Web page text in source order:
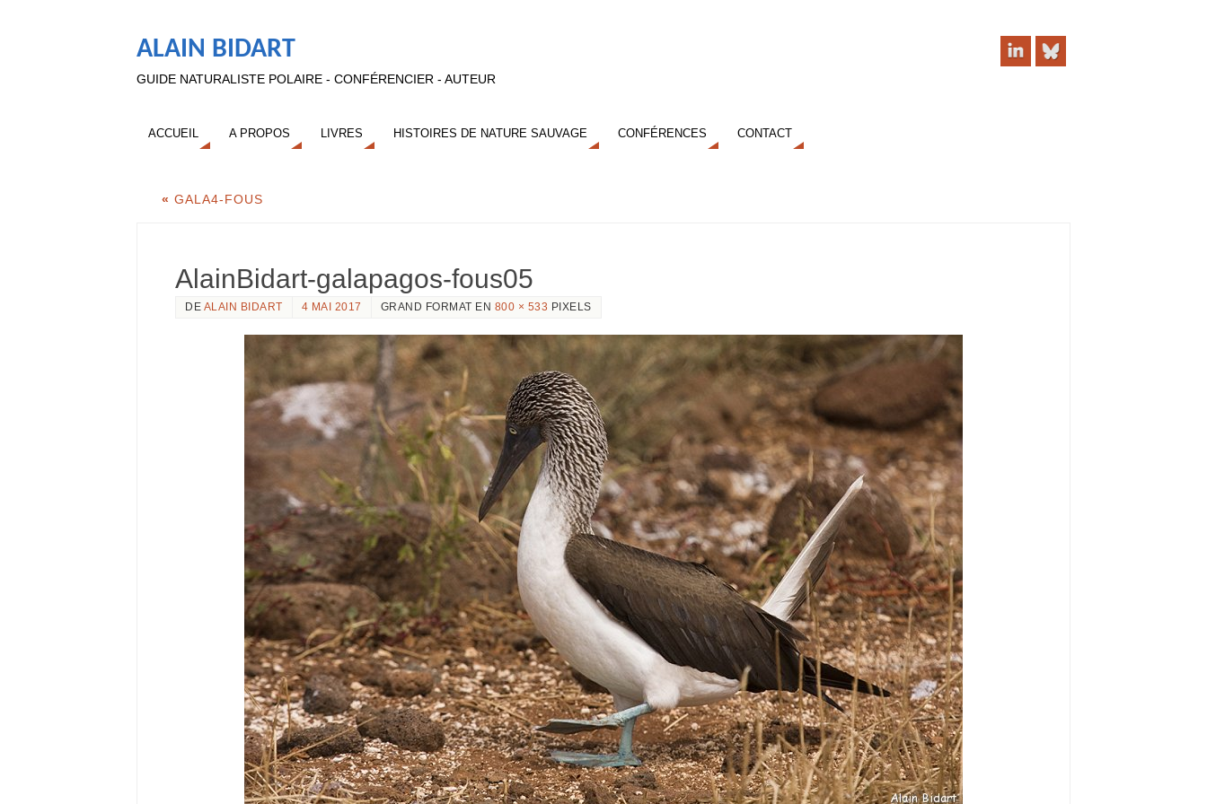
ALAIN BIDART
GUIDE NATURALISTE POLAIRE - CONFÉRENCIER - AUTEUR
ACCUEIL A PROPOS LIVRES HISTOIRES DE NATURE SAUVAGE CONFÉRENCES CONTACT
« GALA4-FOUS
AlainBidart-galapagos-fous05
DE ALAIN BIDART 4 MAI 2017 GRAND FORMAT EN 800 × 533 PIXELS